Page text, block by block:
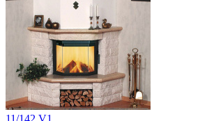
11/142 V1